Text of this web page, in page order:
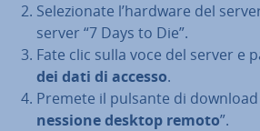
Se­le­zio­na­te l’hardware del
server “7 Days to Die”.
Fate clic sulla voce del server e
dei dati di accesso.
Premete il pulsante di
nes­sio­ne desktop remoto”.